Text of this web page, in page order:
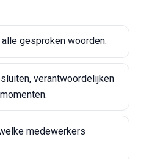
gesproken woorden.
verantwoordelijken
medewerkers